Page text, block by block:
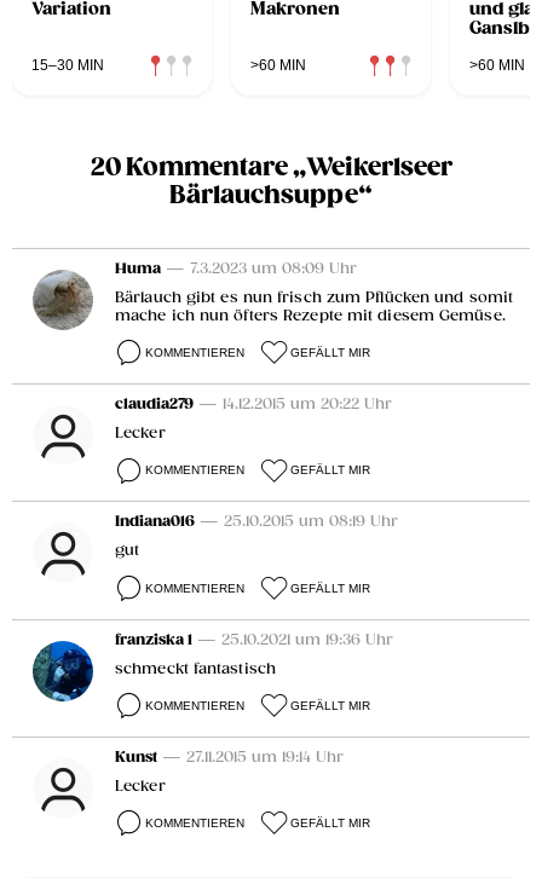
Variation
15–30 MIN
Makronen
>60 MIN
und
>60 MIN
20 Kommentare „Weikerlseer
Bärlauchsuppe“
Huma — 7.3.2023 um 08:09 Uhr
Bärlauch gibt es nun frisch zum Pflücken und somit
mache ich nun öfters Rezepte mit diesem Gemüse.
KOMMENTIEREN GEFÄLLT MIR
claudia279 — 14.12.2015 um 20:22 Uhr
Lecker
KOMMENTIEREN GEFÄLLT MIR
Indiana016 — 25.10.2015 um 08:19 Uhr
gut
KOMMENTIEREN GEFÄLLT MIR
franziska 1 — 25.10.2021 um 19:36 Uhr
schmeckt fantastisch
KOMMENTIEREN GEFÄLLT MIR
Kunst — 27.11.2015 um 19:14 Uhr
Lecker
KOMMENTIEREN GEFÄLLT MIR